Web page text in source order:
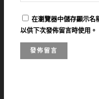
在瀏覽器中儲存顯示名
以供下次發佈留言時使用。